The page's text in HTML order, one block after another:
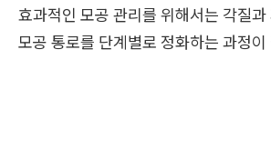
효과적인 모공 관리를 위해서는 각질
모공 통로를 단계별로 정화하는 과정이